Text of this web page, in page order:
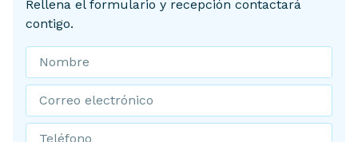
Rellena el formulario y recepción contactará
contigo.